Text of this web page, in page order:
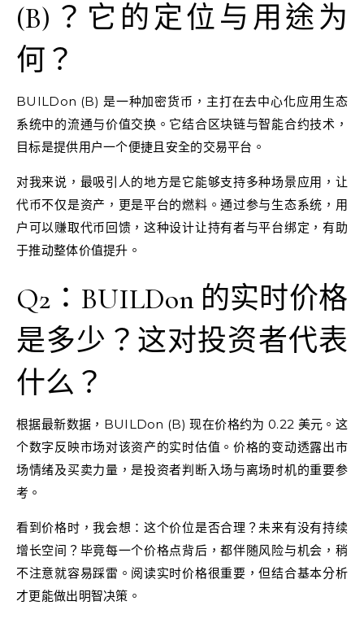
(B)？它的定位与用途为
何？
BUILDon (B) 是一种加密货币，主打在去中心化应用生态
系统中的流通与价值交换。它结合区块链与智能合约技术，
目标是提供用户一个便捷且安全的交易平台。
对我来说，最吸引人的地方是它能够支持多种场景应用，让
代币不仅是资产，更是平台的燃料。通过参与生态系统，用
户可以赚取代币回馈，这种设计让持有者与平台绑定，有助
于推动整体价值提升。
Q2：BUILDon 的实时价格
是多少？这对投资者代表
什么？
根据最新数据，BUILDon (B) 现在价格约为 0.22 美元。这
个数字反映市场对该资产的实时估值。价格的变动透露出市
场情绪及买卖力量，是投资者判断入场与离场时机的重要参
考。
看到价格时，我会想：这个价位是否合理？未来有没有持续
增长空间？毕竟每一个价格点背后，都伴随风险与机会，稍
不注意就容易踩雷。阅读实时价格很重要，但结合基本分析
才更能做出明智决策。